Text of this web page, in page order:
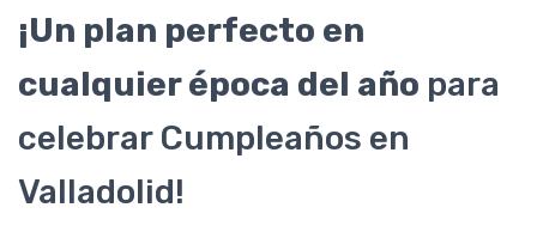
¡Un plan perfecto en
cualquier época del año para
celebrar Cumpleaños en
Valladolid!